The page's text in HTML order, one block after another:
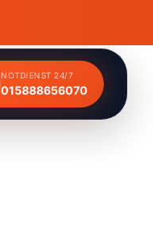
NOTDIENST 24/7
015888656070